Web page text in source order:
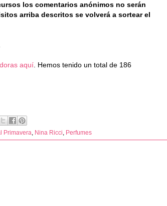
los comentarios anónimos no serán
arriba descritos se volverá a sortear el
aquí. Hemos tenido un total de 186
Primavera Nina Ricci Perfumes